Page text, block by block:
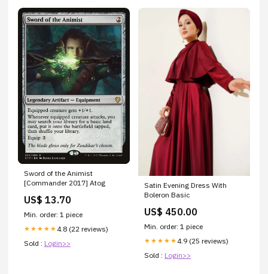
Sword of the Animist
[Commander 2017] Atog
US$ 13.70
Min. order: 1 piece
★★★★★ 4.8 (22 reviews)
Sold : Login>>
Satin Evening Dress With
Boleron Basic
US$ 450.00
Min. order: 1 piece
★★★★★ 4.9 (25 reviews)
Sold : Login>>